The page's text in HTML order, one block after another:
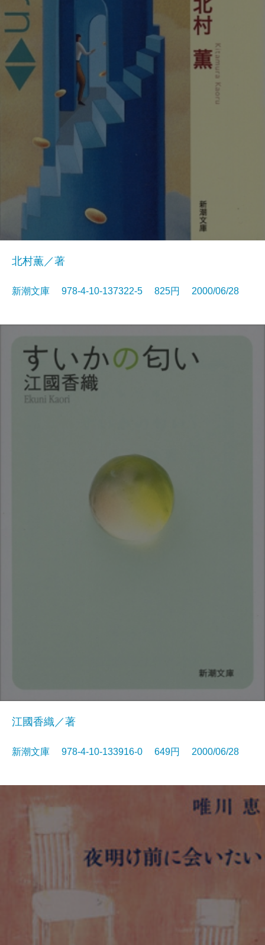
北村薫／著
新潮文庫 978-4-10-137322-5 825円 2000/06/28
江國香織／著
新潮文庫 978-4-10-133916-0 649円 2000/06/28